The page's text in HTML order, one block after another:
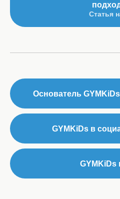
Статья
Основатель
GYMKiDs в